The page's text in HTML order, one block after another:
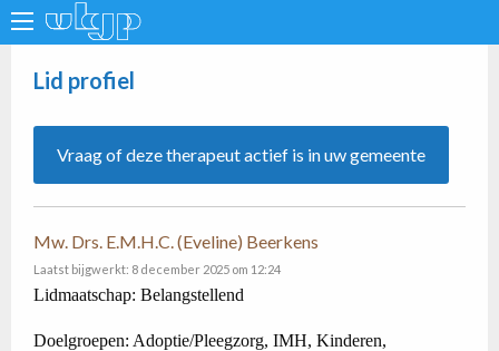
Lid profiel
Vraag of deze therapeut actief is in uw gemeente
Mw. Drs. E.M.H.C. (Eveline) Beerkens
Laatst bijgwerkt: 8 december 2025 om 12:24
Lidmaatschap: Belangstellend
Doelgroepen: Adoptie/Pleegzorg, IMH, Kinderen,